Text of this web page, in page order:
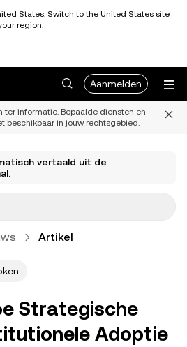
States. Switch to the United States site
region.
Aanmelden
ter informatie. Bepaalde diensten en
beschikbaar in jouw rechtsgebied.
vertaald uit de
Artikel
Strategische
Adoptie